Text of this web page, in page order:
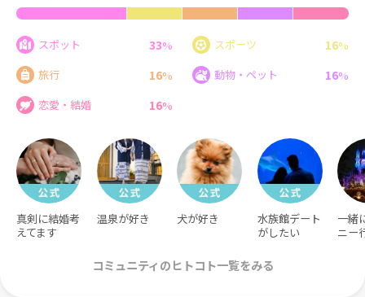
スポット 33% スポーツ 16%
旅行
16% 動物・ペット 16%
恋愛・結婚
16%
真剣に結婚考
えてます
温泉が好き 犬が好き
水族館デート
がしたい
一緒
ニー
コミュニティのヒトコト一覧をみる